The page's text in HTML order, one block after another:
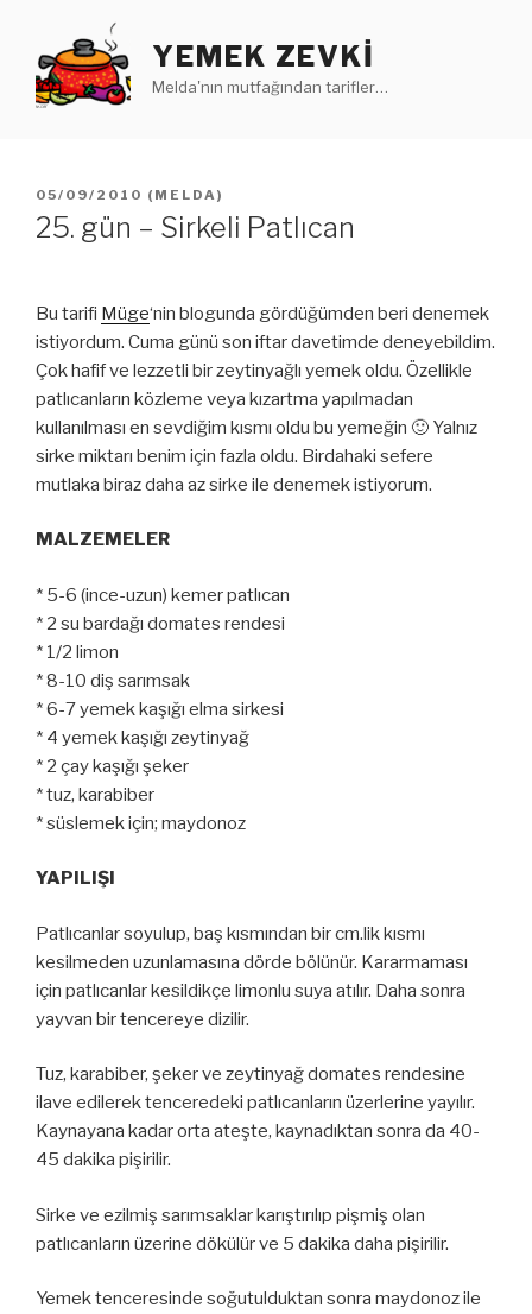
YEMEK ZEVKI
Melda'nın mutfağından tarifler…
YAYIM
TARIHI
05/09/2010 ( MELDA )
25. gün – Sirkeli Patlıcan
Bu tarifi Müge‘nin blogunda gördüğümden beri denemek
istiyordum. Cuma günü son iftar davetimde deneyebildim.
Çok hafif ve lezzetli bir zeytinyağlı yemek oldu. Özellikle
patlıcanların közleme veya kızartma yapılmadan
kullanılması en sevdiğim kısmı oldu bu yemeğin 🙂 Yalnız
sirke miktarı benim için fazla oldu. Birdahaki sefere
mutlaka biraz daha az sirke ile denemek istiyorum.
MALZEMELER
* 5-6 (ince-uzun) kemer patlıcan
* 2 su bardağı domates rendesi
* 1/2 limon
* 8-10 diş sarımsak
* 6-7 yemek kaşığı elma sirkesi
* 4 yemek kaşığı zeytinyağ
* 2 çay kaşığı şeker
* tuz, karabiber
* süslemek için; maydonoz
YAPILIŞI
Patlıcanlar soyulup, baş kısmından bir cm.lik kısmı
kesilmeden uzunlamasına dörde bölünür. Kararmaması
için patlıcanlar kesildikçe limonlu suya atılır. Daha sonra
yayvan bir tencereye dizilir.
Tuz, karabiber, şeker ve zeytinyağ domates rendesine
ilave edilerek tenceredeki patlıcanların üzerlerine yayılır.
Kaynayana kadar orta ateşte, kaynadıktan sonra da 40-
45 dakika pişirilir.
Sirke ve ezilmiş sarımsaklar karıştırılıp pişmiş olan
patlıcanların üzerine dökülür ve 5 dakika daha pişirilir.
Yemek tenceresinde soğutulduktan sonra maydonoz ile